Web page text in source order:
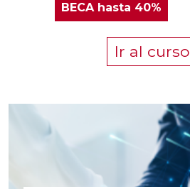
BECAhasta 40%
Ir al curso